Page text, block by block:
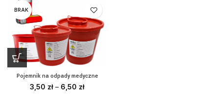
BRAK
Pojemnik na odpady medyczne
3,50 zł – 6,50 zł